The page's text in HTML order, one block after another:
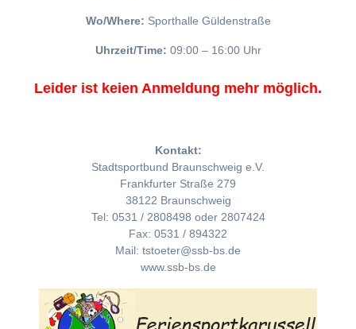
Wo/Where: Sporthalle Güldenstraße
Uhrzeit/Time: 09:00 – 16:00 Uhr
Leider ist keien Anmeldung mehr möglich.
Kontakt:
Stadtsportbund Braunschweig e.V.
Frankfurter Straße 279
38122 Braunschweig
Tel: 0531 / 2808498 oder 2807424
Fax: 0531 / 894322
Mail: tstoeter@ssb-bs.de
www.ssb-bs.de